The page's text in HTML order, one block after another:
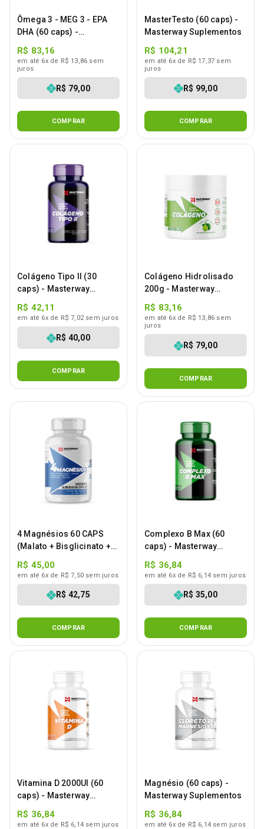
Ômega 3 - MEG 3 - EPA
DHA (60 caps) -
Masterway Suplementos
R$ 83,16
R$ 79,00
em até 6x de R$ 13,86 sem
juros
COMPRAR
MasterTesto (60 caps) -
Masterway Suplementos
R$ 104,21
R$ 99,00
em até 6x de R$ 17,37 sem
juros
COMPRAR
Colágeno Tipo II (30
caps) - Masterway
Suplementos
R$ 42,11
R$ 40,00
em até 6x de R$ 7,02 sem juros
COMPRAR
Colágeno Hidrolisado
200g - Masterway
Suplementos
R$ 83,16
R$ 79,00
em até 6x de R$ 13,86 sem
juros
COMPRAR
4 Magnésios 60 CAPS
(Malato + Bisglicinato +
Citrato + Taurato)
R$ 45,00
R$ 42,75
em até 6x de R$ 7,50 sem juros
COMPRAR
Complexo B Max (60
caps) - Masterway
Suplementos
R$ 36,84
R$ 35,00
em até 6x de R$ 6,14 sem juros
COMPRAR
Vitamina D 2000UI (60
caps) - Masterway
Suplementos
R$ 36,84
em até 6x de R$ 6,14 sem juros
Magnésio (60 caps) -
Masterway Suplementos
R$ 36,84
em até 6x de R$ 6,14 sem juros